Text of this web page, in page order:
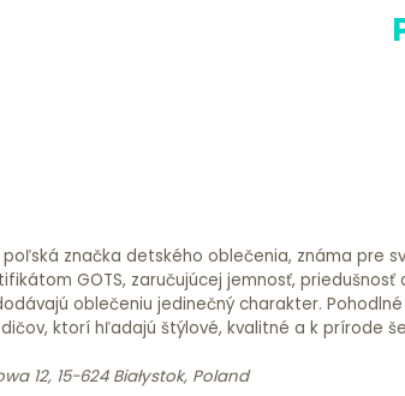
poľská značka detského oblečenia, známa pre
GOTS, zaručujúcej jemnosť,
oblečeniu jedinečný charakter.
ktorí hľadajú štýlové, kvalitné a k prírode
12, 15-624 Białystok, Poland